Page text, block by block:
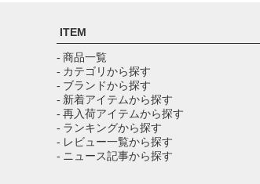
ITEM
- 商品一覧
- カテゴリから探す
- ブランドから探す
- 新着アイテムから探す
- 再入荷アイテムから探す
- ランキングから探す
- レビュー一覧から探す
- ニュース記事から探す